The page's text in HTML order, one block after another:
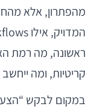
מהפתרון, אלא
ראשונה, מה רמת
קריטיות, ומה ייחשב הצלחה של
במקום לבקש